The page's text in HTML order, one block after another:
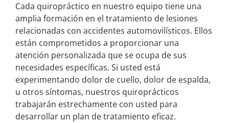
Cada quiropráctico en nuestro equipo tiene una
amplia formación en el tratamiento de lesiones
relacionadas con accidentes automovilísticos. Ellos
están comprometidos a proporcionar una
atención personalizada que se ocupa de sus
necesidades específicas. Si usted está
experimentando dolor de cuello, dolor de espalda,
u otros síntomas, nuestros quiroprácticos
trabajarán estrechamente con usted para
desarrollar un plan de tratamiento eficaz.